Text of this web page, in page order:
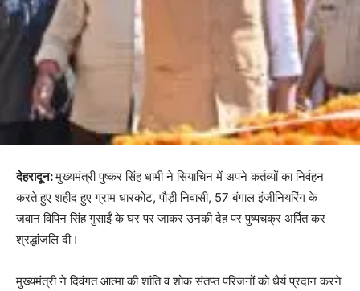
देहरादून:मुख्यमंत्री पुष्कर सिंह धामी ने सियाचिन में अपने कर्तव्यों का निर्वहन
करते हुए शहीद हुए ग्राम धारकोट, पौड़ी निवासी, 57 बंगाल इंजीनियरिंग के
जवान विपिन सिंह गुसाईं के घर पर जाकर उनकी देह पर पुष्पचक्र अर्पित कर
श्रद्धांजलि दी।
मुख्यमंत्री ने दिवंगत आत्मा की शांति व शोक संतप्त परिजनों को धैर्य प्रदान करने